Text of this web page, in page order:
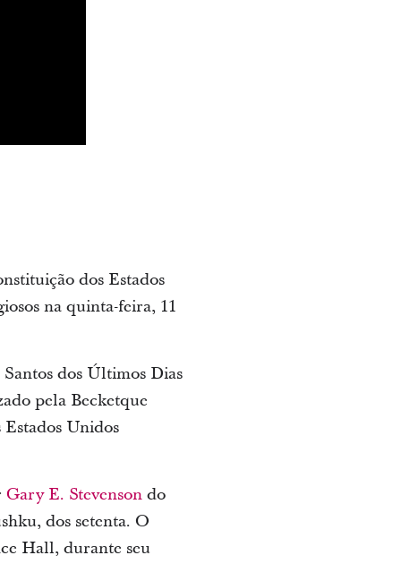
dos Estados
na quinta-feira, 11
dos Últimos Dias
pela Becketque
Unidos
Gary E. Stevensondo
dos setenta. O
Hall, durante seu